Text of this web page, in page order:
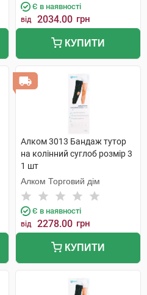
Є в наявності
від 2034.00 грн
КУПИТИ
Алком 3013 Бандаж тутор
на колінний суглоб розмір 3
1 шт
Алком Торговий дім
Є в наявності
від 2278.00 грн
КУПИТИ